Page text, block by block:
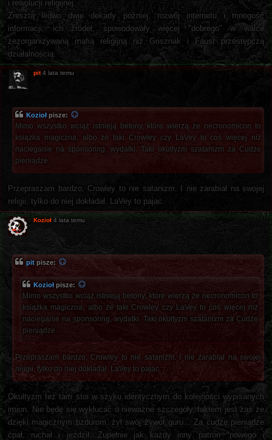
i rewolucji religijnej.
Zresztą ledwo dwie dekady później, rozwój internetu i mnogość
informacji, ich źródeł, spowodowały więcej "dobrego" w walce
zezorganizywaną mafią religijną niż Grisznak i Faust przestępczą
działalnością.
pit 4 lata temu
Kozioł pisze:
Mimo wszystko wciąż istnieją betony, które wierzą że necronomicon to
książka magiczna, albo że taki Crowley czy LaVey to coś więcej niż
nacieganie na sponsoring, wydatki. Taki okultyzm szatanizm za Cudze
pieniądze.
Przepraszam bardzo, Crowley to nie satanizm. I nie zarabiał na swojej
religii, tylko do niej dokładał. LaVey to pajac.
Kozioł 4 lata temu
pit pisze:
Kozioł pisze:
Mimo wszystko wciąż istnieją betony, które wierzą że necronomicon to
książka magiczna, albo że taki Crowley czy LaVey to coś więcej niż
nacieganie na sponsoring, wydatki. Taki okultyzm szatanizm za Cudze
pieniądze.
Przepraszam bardzo, Crowley to nie satanizm. I nie zarabiał na swojej
religii, tylko do niej dokładał. LaVey to pajac.
Okultyzm też tam stoi w szyku identycznym do kolejności wypisanych
imion. Nie będę się wykłucać o nieważne szczegóły, faktem jest zaś że
dzięki magicznym bzdurom, żył swój żywot guru... Za cudze pieniądze
ćpał, ruchał i jeździł. Zupełnie jak każdy inny patron "nowego i